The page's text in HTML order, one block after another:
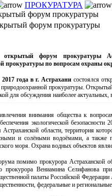
ПРОКУРАТУРА
форум прокуратуры
форум прокуратуры
открытый форум прокуратуры
прокуратуры по вопросам охраны
года в г. Астраханисостоялся
прокуратуры.
для обсуждения наиболее актуальных,
внимания общества к
экологической
области, территория
и солёными водоёмами, а также
моря. Охрана водных объектов
помимо прокурора Астраханской
прокурора Вениамина Селифанова
палаты Российской
федеральные и